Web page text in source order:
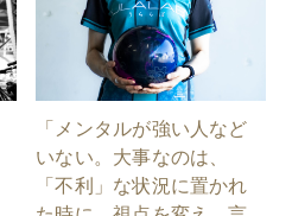
「メンタルが強い人など
いない。大事なのは、
「不利」な状況に置かれ